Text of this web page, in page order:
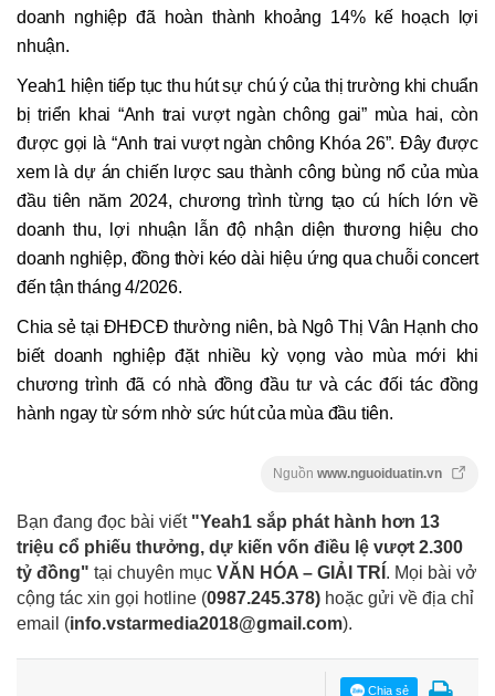
doanh nghiệp đã hoàn thành khoảng 14% kế hoạch lợi
nhuận.
Yeah1 hiện tiếp tục thu hút sự chú ý của thị trường khi chuẩn
bị triển khai “Anh trai vượt ngàn chông gai” mùa hai, còn
được gọi là “Anh trai vượt ngàn chông Khóa 26”. Đây được
xem là dự án chiến lược sau thành công bùng nổ của mùa
đầu tiên năm 2024, chương trình từng tạo cú hích lớn về
doanh thu, lợi nhuận lẫn độ nhận diện thương hiệu cho
doanh nghiệp, đồng thời kéo dài hiệu ứng qua chuỗi concert
đến tận tháng 4/2026.
Chia sẻ tại ĐHĐCĐ thường niên, bà Ngô Thị Vân Hạnh cho
biết doanh nghiệp đặt nhiều kỳ vọng vào mùa mới khi
chương trình đã có nhà đồng đầu tư và các đối tác đồng
hành ngay từ sớm nhờ sức hút của mùa đầu tiên.
Nguồn www.nguoiduatin.vn
Bạn đang đọc bài viết "Yeah1 sắp phát hành hơn 13
triệu cổ phiếu thưởng, dự kiến vốn điều lệ vượt 2.300
tỷ đồng" tại chuyên mục VĂN HÓA – GIẢI TRÍ . Mọi bài vở
cộng tác xin gọi hotline (0987.245.378) hoặc gửi về địa chỉ
email (info.vstarmedia2018@gmail.com).
Chia sẻ